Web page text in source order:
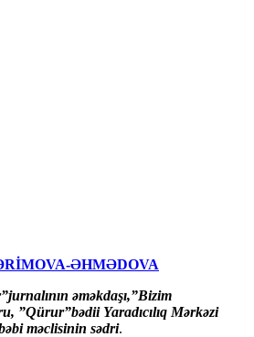
ƏHMƏDOVA
əməkdaşı,”Bizim
”Qürur”bədii Yaradıcılıq Mərkəzi
məclisinin sədri.